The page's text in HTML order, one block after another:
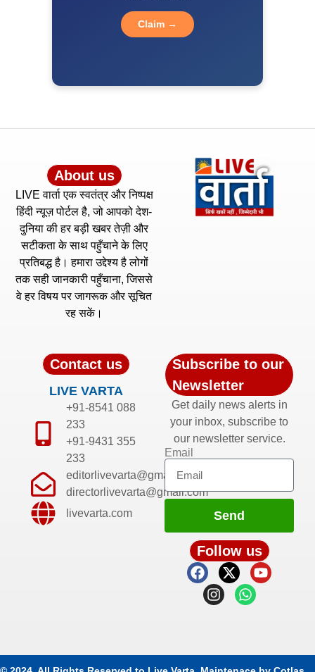
Claim →
About us
LIVE वार्ता एक स्वतंत्र और निष्पक्ष
हिंदी न्यूज़ पोर्टल है, जो आपको देश-
दुनिया की हर बड़ी खबर तेज़ी और
सटीकता के साथ पहुँचाने के लिए
प्रतिबद्ध है। हमारा उद्देश्य है लोगों
तक सही जानकारी पहुँचाना, जिससे
वे हर विषय पर जागरूक और सूचित
रह सकें।
Contact us
LIVE VARTA
+91-8541 088
233
+91-9431 355
233
editorlivevarta@gmail.com
directorlivevarta@gmail.com
livevarta.com
Subscribe to our
Newsletter
Get daily news alerts in
your inbox, subscribe to
our newsletter service.
Email
Send
Follow us